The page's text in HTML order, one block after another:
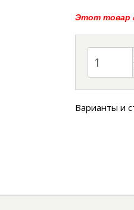
Этот товар
Варианты и